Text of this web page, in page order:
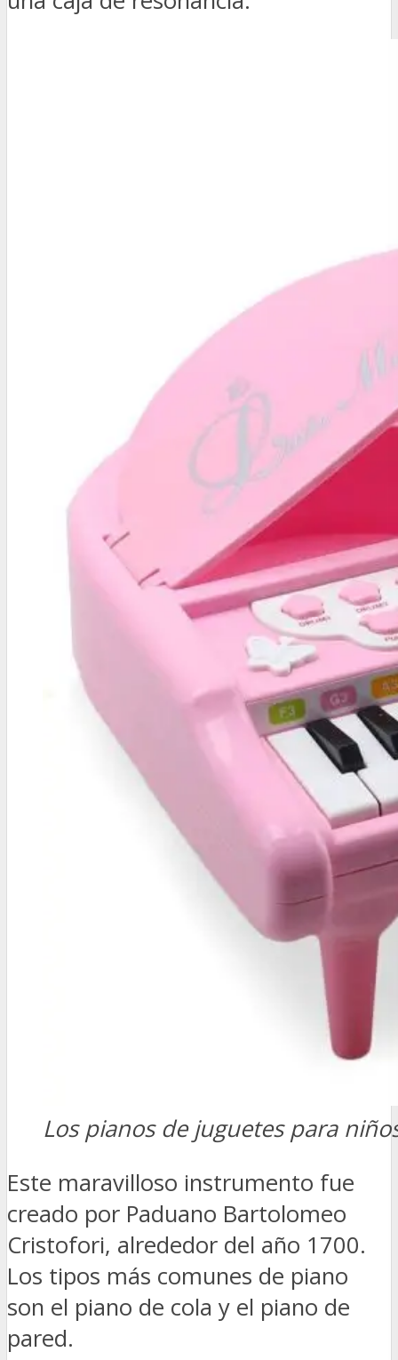
Los pianos de juguetes para
Este maravilloso instrumento fue
creado por Paduano Bartolomeo
Cristofori, alrededor del año 1700.
Los tipos más comunes de piano
son el piano de cola y el piano de
pared.